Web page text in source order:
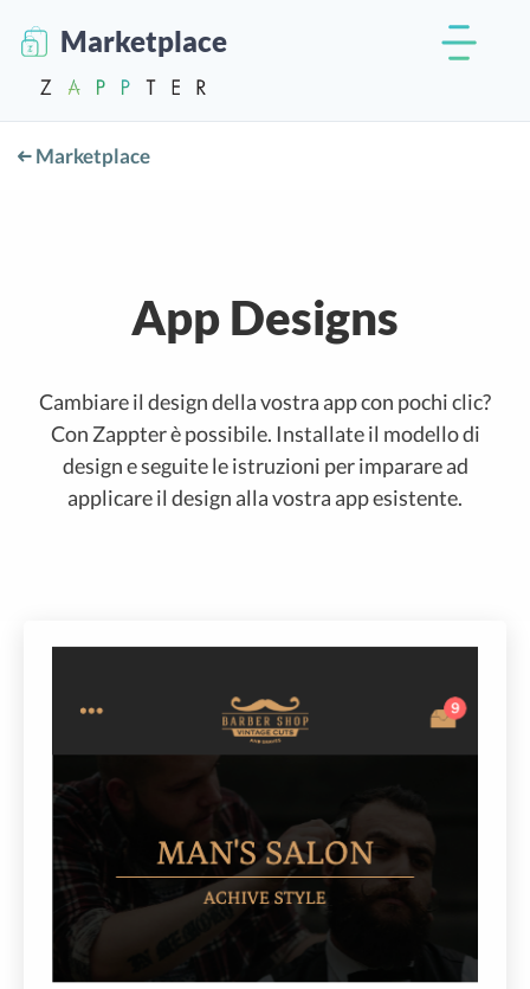
Marketplace
Marketplace
App Designs
Cambiare il design della vostra app con pochi clic?
Con Zappter è possibile. Installate il modello di
design e seguite le istruzioni per imparare ad
applicare il design alla vostra app esistente.